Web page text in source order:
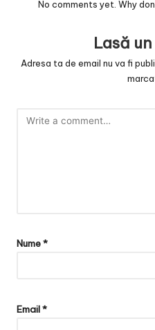
No comments yet. Why
Lasă
Adresa ta de email nu va fi
Nume*
Email*